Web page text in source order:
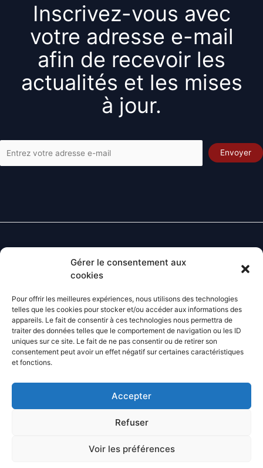
Gérer le consentement aux
cookies
Pour offrir les meilleures expériences, nous utilisons des technologies
telles que les cookies pour stocker et/ou accéder aux informations des
appareils. Le fait de consentir à ces technologies nous permettra de
traiter des données telles que le comportement de navigation ou les ID
uniques sur ce site. Le fait de ne pas consentir ou de retirer son
consentement peut avoir un effet négatif sur certaines caractéristiques
et fonctions.
Accepter
Refuser
Voir les préférences
Inscrivez-vous avec
votre adresse e-mail
afin de recevoir les
actualités et les mises
à jour.
Téléphone :05.53.24.85.97
E-mail:contact@agrifoy.fr
Accueil
Présentation
Politique de confidentialités